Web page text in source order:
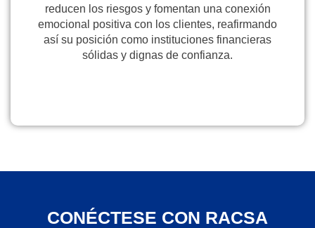
reducen los riesgos y fomentan una conexión
emocional positiva con los clientes, reafirmando
así su posición como instituciones financieras
sólidas y dignas de confianza.
CONÉCTESE CON RACSA